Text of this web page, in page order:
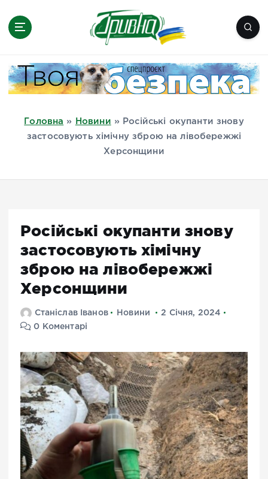
Миколаїв, Одеса, Мелітополь
Головна » Новини »
Російські окупанти знову
застосовують хімічну зброю на лівобережжі
Херсонщини
Російські окупанти знову
застосовують хімічну
зброю на лівобережжі
Херсонщини
Станіслав Іванов Новини
2 Січня, 2024
0 Коментарі